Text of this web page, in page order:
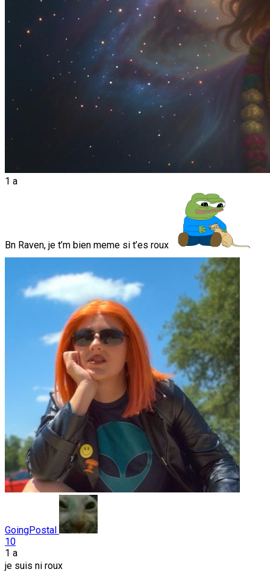
1 a
Bn Raven, je t’m bien meme si t’es roux
GoingPostal
10
1 a
je suis ni roux